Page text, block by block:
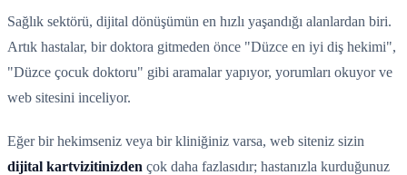
Sağlık sektörü, dijital dönüşümün en hızlı yaşandığı alanlardan biri.
Artık hastalar, bir doktora gitmeden önce "Düzce en iyi diş hekimi",
"Düzce çocuk doktoru" gibi aramalar yapıyor, yorumları okuyor ve
web sitesini inceliyor.
Eğer bir hekimseniz veya bir kliniğiniz varsa, web siteniz sizin
dijital kartvizitinizden çok daha fazlasıdır; hastanızla kurduğunuz